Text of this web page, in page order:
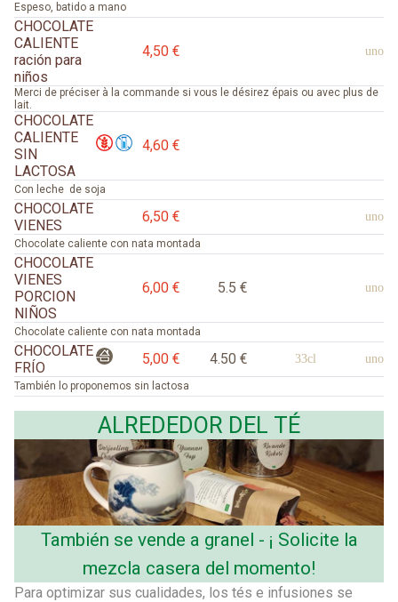
Espeso, batido a mano
CHOCOLATE
CALIENTE
ración para
niños
4,50 € uno
Merci de préciser à la commande si vous le désirez épais ou avec plus de
lait.
CHOCOLATE
CALIENTE
SIN
LACTOSA
4,60 €
Con leche de soja
CHOCOLATE
VIENES
6,50 € uno
Chocolate caliente con nata montada
CHOCOLATE
VIENES
PORCION
NIÑOS
6,00 € 5.5 € uno
Chocolate caliente con nata montada
CHOCOLATE
FRÍO
5,00 € 4.50 € 33cl uno
También lo proponemos sin lactosa
ALREDEDOR DEL TÉ
También se vende a granel - ¡ Solicite la
mezcla casera del momento!
Para optimizar sus cualidades, los tés e infusiones se